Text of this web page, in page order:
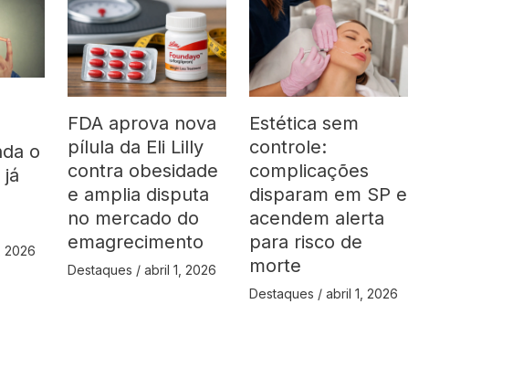
o
2026
FDA aprova nova
pílula da Eli Lilly
contra obesidade
e amplia disputa
no mercado do
emagrecimento
Destaques /abril 1, 2026
Estética sem
controle:
complicações
disparam em SP e
acendem alerta
para risco de
morte
Destaques /abril 1, 2026